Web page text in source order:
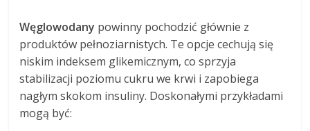
Węglowodany powinny pochodzić głównie z
produktów pełnoziarnistych. Te opcje cechują się
niskim indeksem glikemicznym, co sprzyja
stabilizacji poziomu cukru we krwi i zapobiega
nagłym skokom insuliny. Doskonałymi przykładami
mogą być: